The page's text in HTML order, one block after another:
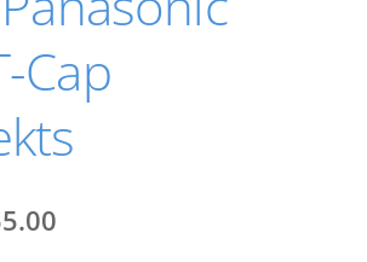
Cap